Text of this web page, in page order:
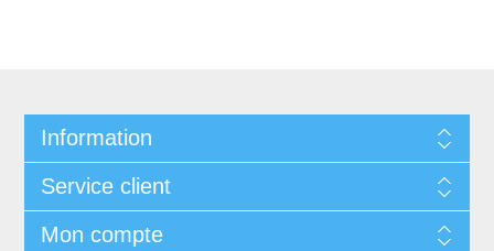
Information
Service client
Mon compte